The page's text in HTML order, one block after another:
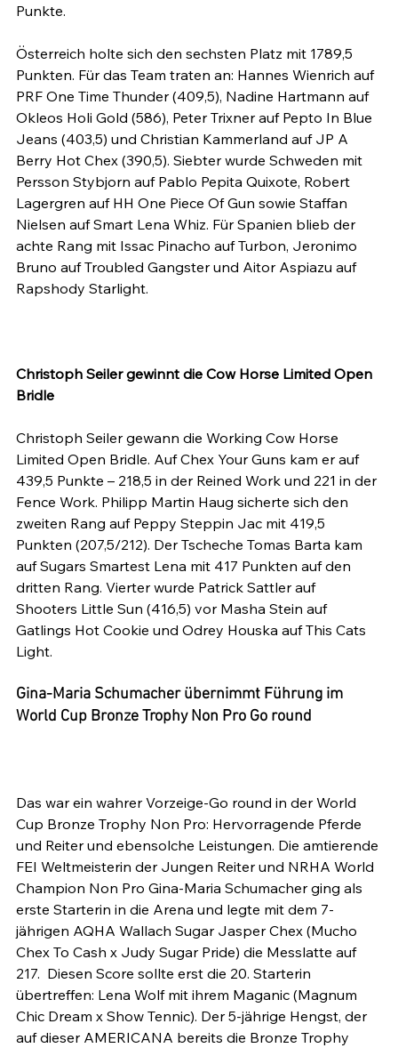
Punkte.
Österreich holte sich den sechsten Platz mit 1789,5
Punkten. Für das Team traten an: Hannes Wienrich auf
PRF One Time Thunder (409,5), Nadine Hartmann auf
Okleos Holi Gold (586), Peter Trixner auf Pepto In Blue
Jeans (403,5) und Christian Kammerland auf JP A
Berry Hot Chex (390,5). Siebter wurde Schweden mit
Persson Stybjorn auf Pablo Pepita Quixote, Robert
Lagergren auf HH One Piece Of Gun sowie Staffan
Nielsen auf Smart Lena Whiz. Für Spanien blieb der
achte Rang mit Issac Pinacho auf Turbon, Jeronimo
Bruno auf Troubled Gangster und Aitor Aspiazu auf
Rapshody Starlight.
Christoph Seiler gewinnt die Cow Horse Limited Open
Bridle
Christoph Seiler gewann die Working Cow Horse
Limited Open Bridle. Auf Chex Your Guns kam er auf
439,5 Punkte – 218,5 in der Reined Work und 221 in der
Fence Work. Philipp Martin Haug sicherte sich den
zweiten Rang auf Peppy Steppin Jac mit 419,5
Punkten (207,5/212). Der Tscheche Tomas Barta kam
auf Sugars Smartest Lena mit 417 Punkten auf den
dritten Rang. Vierter wurde Patrick Sattler auf
Shooters Little Sun (416,5) vor Masha Stein auf
Gatlings Hot Cookie und Odrey Houska auf This Cats
Gina-Maria Schumacher übernimmt Führung im
World Cup Bronze Trophy Non Pro Go round
Das war ein wahrer Vorzeige-Go round in der World
Cup Bronze Trophy Non Pro: Hervorragende Pferde
und Reiter und ebensolche Leistungen. Die amtierende
FEI Weltmeisterin der Jungen Reiter und NRHA World
Champion Non Pro Gina-Maria Schumacher ging als
erste Starterin in die Arena und legte mit dem 7-
jährigen AQHA Wallach Sugar Jasper Chex (Mucho
Chex To Cash x Judy Sugar Pride) die Messlatte auf
217.  Diesen Score sollte erst die 20. Starterin
übertreffen: Lena Wolf mit ihrem Maganic (Magnum
Chic Dream x Show Tennic). Der 5-jährige Hengst, der
auf dieser AMERICANA bereits die Bronze Trophy